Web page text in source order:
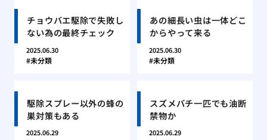
チョウバエ駆除で失敗し
ない為の最終チェック
2025.06.30
未分類
あの細長い虫は一体どこ
からやって来る
2025.06.30
未分類
駆除スプレー以外の蜂の
巣対策もある
2025.06.29
スズメバチ一匹でも油断
禁物か
2025.06.29